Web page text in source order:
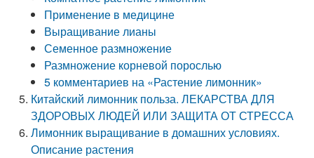
Применение в медицине
Выращивание лианы
Семенное размножение
Размножение корневой порослью
5 комментариев на «Растение лимонник»
Китайский лимонник польза. ЛЕКАРСТВА ДЛЯ
ЗДОРОВЫХ ЛЮДЕЙ ИЛИ ЗАЩИТА ОТ СТРЕССА
Лимонник выращивание в домашних условиях.
Описание растения